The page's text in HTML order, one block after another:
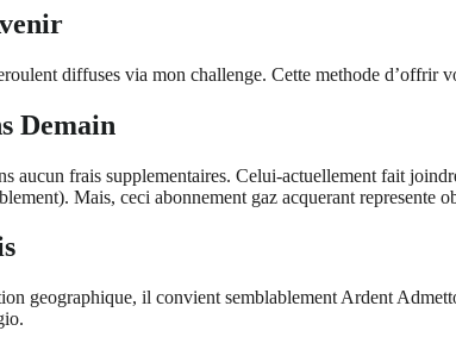
diffuses via mon challenge. Cette methode d’offrir
Demain
aucun frais supplementaires. Celui-actuellement fait
Mais, ceci abonnement gaz acquerant represente
geographique, il convient semblablement Ardent